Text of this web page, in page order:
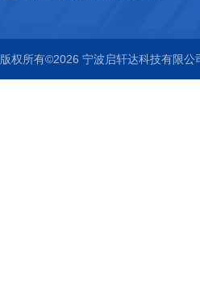
版权所有©2026 宁波启轩达科技有限